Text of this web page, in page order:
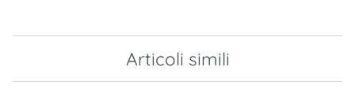
Articoli simili